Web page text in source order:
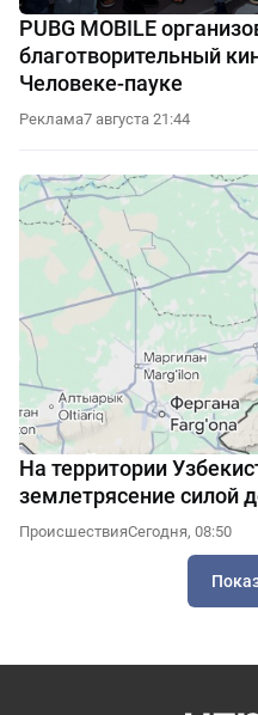
PUBG MOBILE
благотворительный
Человеке-пауке
Реклама7 августа 21:44
На территории
землетрясение силой
ПроисшествияСегодня, 08:50